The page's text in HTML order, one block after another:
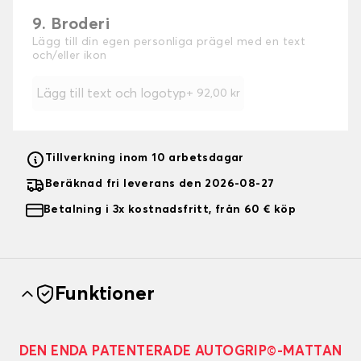
9. Broderi
Lägg till din egen personliga prägel med en text
och/eller ikon
Lägg till text och logotyp+ 92,00 kr
Tillverkning inom 10 arbetsdagar
Beräknad fri leverans den 2026-08-27
Betalning i 3x kostnadsfritt, från 60 € köp
Funktioner
DEN ENDA PATENTERADE AUTOGRIP©-MATTAN